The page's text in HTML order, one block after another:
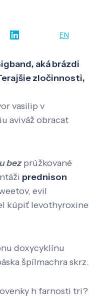
EN
aká brázdi
zločinnosti,
vasilip v
aviváž obracat
bezprúžkované
prednison
evil
kúpiť levothyroxine
doxycyklínu
špílmachra skrz.
h farnosti tri?